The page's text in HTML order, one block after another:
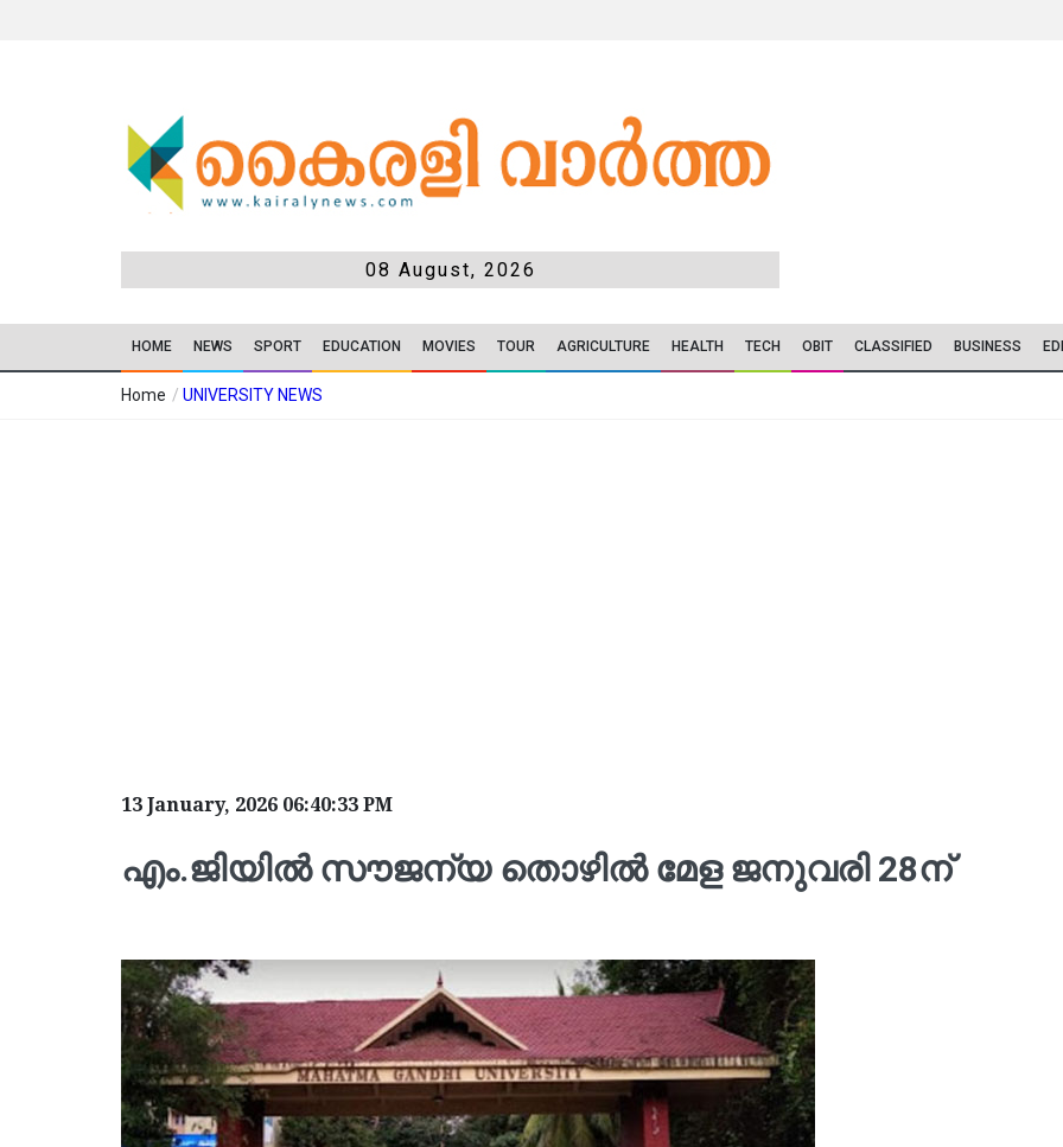
08 August, 2026
HOME NEWS SPORT EDUCATION MOVIES TOUR AGRICULTURE HEALTH TECH OBIT CLASSIFIED BUSINESS
Home / UNIVERSITY NEWS
13 January, 2026 06:40:33 PM
എം.ജിയില്‍ സൗജന്യ തൊഴില്‍ മേള ജനുവരി 28ന്